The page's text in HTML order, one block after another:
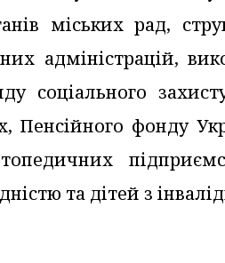
міських рад,
адміністрацій,
соціального
Пенсійного фонду
та дітей з